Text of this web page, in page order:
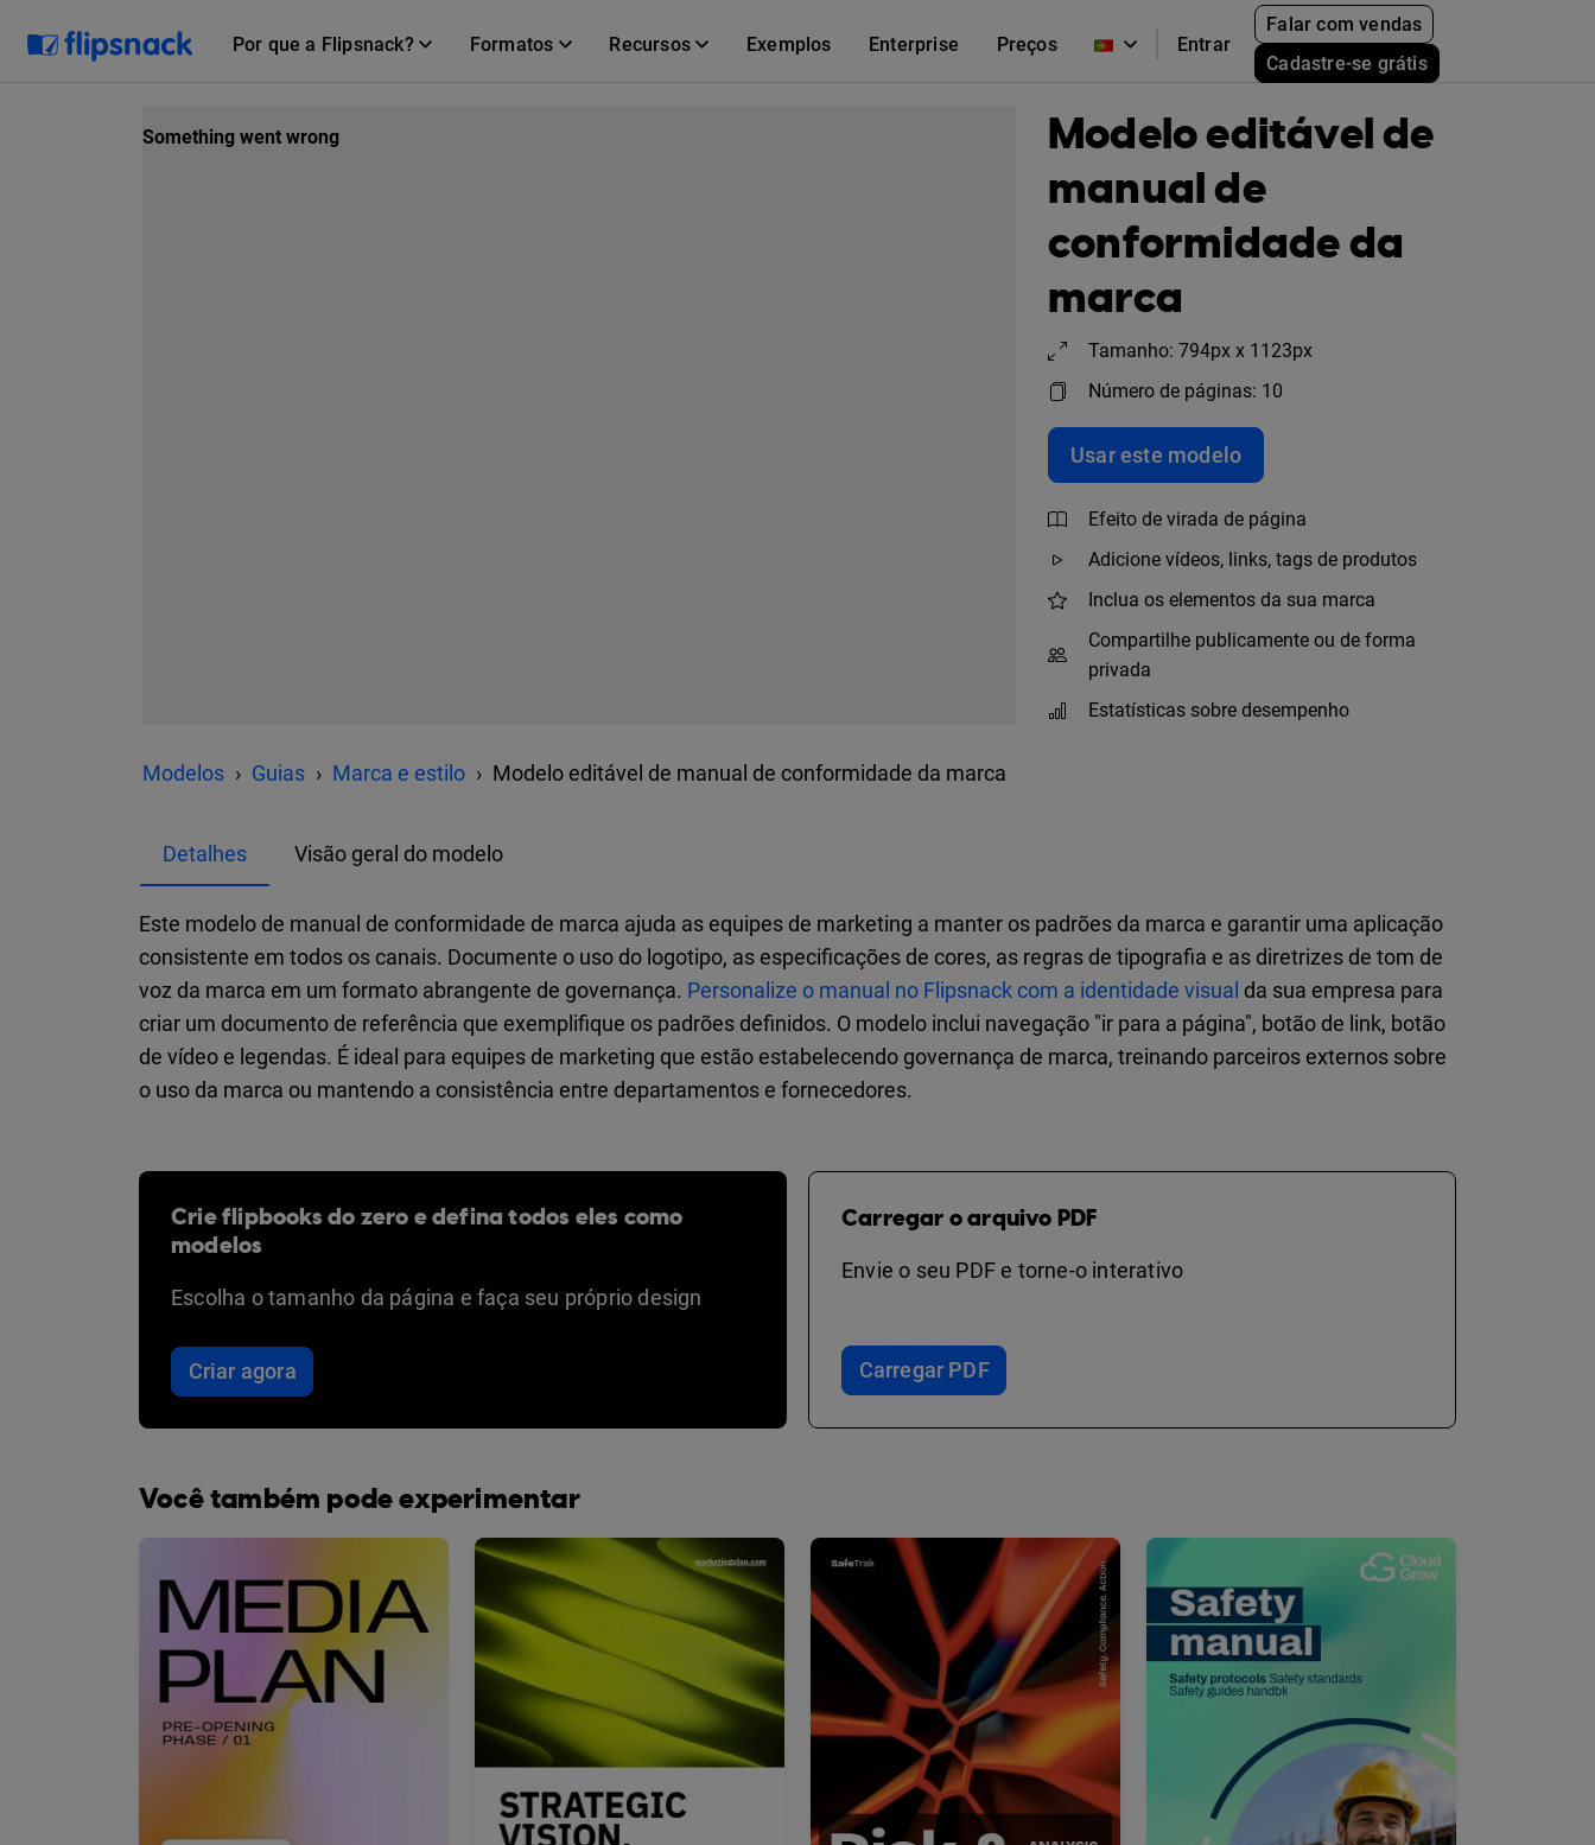
Por que a Flipsnack? Formatos Recursos Exemplos Enterprise Preços Entrar
Falar com vendas
Cadastre-se grátis
Modelo editável de
manual de
conformidade da
marca
Tamanho: 794px x 1123px
Número de páginas: 10
Usar este modelo
Efeito de virada de página
Adicione vídeos, links, tags de produtos
Inclua os elementos da sua marca
Compartilhe publicamente ou de forma
privada
Estatísticas sobre desempenho
Modelos Guias Marca e estilo Modelo editável de manual de conformidade da marca
Detalhes Visão geral do modelo
Este modelo de manual de conformidade de marca ajuda as equipes de marketing a manter os padrões da marca e garantir uma aplicação
consistente em todos os canais. Documente o uso do logotipo, as especificações de cores, as regras de tipografia e as diretrizes de tom de
voz da marca em um formato abrangente de governança. Personalize o manual no Flipsnack com a identidade visual da sua empresa para
criar um documento de referência que exemplifique os padrões definidos. O modelo inclui navegação "ir para a página", botão de link, botão
de vídeo e legendas. É ideal para equipes de marketing que estão estabelecendo governança de marca, treinando parceiros externos sobre
o uso da marca ou mantendo a consistência entre departamentos e fornecedores.
Crie flipbooks do zero e defina todos eles como
modelos
Escolha o tamanho da página e faça seu próprio design
Criar agora
Carregar o arquivo PDF
Envie o seu PDF e torne-o interativo
Carregar PDF
Você também pode experimentar